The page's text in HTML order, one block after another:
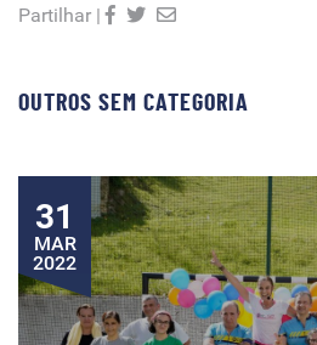
Partilhar |
OUTROS SEM CATEGORIA
31
MAR
2022